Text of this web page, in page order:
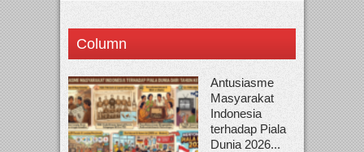
Column
Antusiasme
Masyarakat
Indonesia
terhadap Piala
Dunia 2026...